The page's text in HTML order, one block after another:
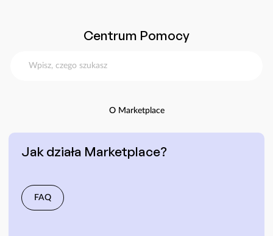
Centrum Pomocy
O Marketplace
Jak działa Marketplace?
FAQ